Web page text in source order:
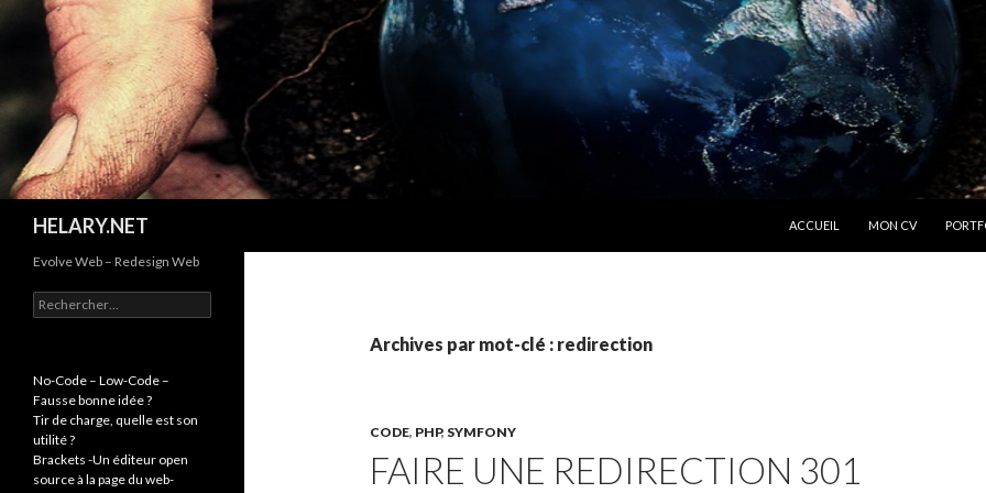
HELARY.NET
ACCUEIL
MON CV
Archives par mot-clé : redirection
CODE, PHP, SYMFONY
FAIRE UNE REDIRECTION 301
Evolve Web – Redesign Web
R
e
e
r
c
h
e
r
No-Code – Low-Code –
Fausse bonne idée ?
Tir de charge, quelle est son
utilité ?
Brackets -Un éditeur open
source à la page du web-